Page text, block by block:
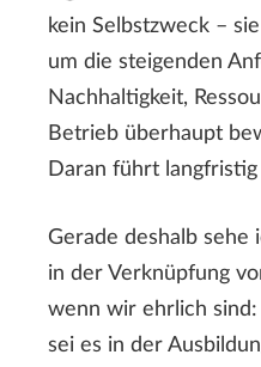
kein Selbstzweck –
um die steigenden
Nachhaltigkeit,
Betrieb überhaupt
Daran führt
Gerade deshalb sehe
in der Verknüpfung
wenn wir ehrlich
sei es in der